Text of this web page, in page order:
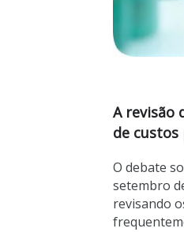
A revisão
de custos
O debate
setembro
revisando